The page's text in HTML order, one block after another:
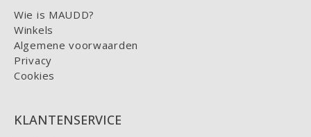
Wie is MAUDD?
Winkels
Algemene voorwaarden
Privacy
Cookies
KLANTENSERVICE